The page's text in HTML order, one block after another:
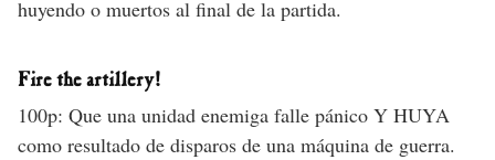
huyendo o muertos al final de la partida.
Fire the artillery!
100p: Que una unidad enemiga falle pánico Y HUYA
como resultado de disparos de una máquina de guerra.